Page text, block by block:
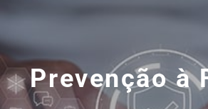
Prevenção à